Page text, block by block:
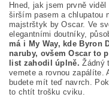
Hned, jak jsem prvně
širším pasem a chlupatou
majstrštyk by Oscar. Ve
elegantními doutníky,
má i My Way, kde
naruby, ovšem Oscar to
list zahodil úplně. Žádný
vemete a rovnou zapálíte.
budete mít teď navrch.
to chtít trošku cviku.